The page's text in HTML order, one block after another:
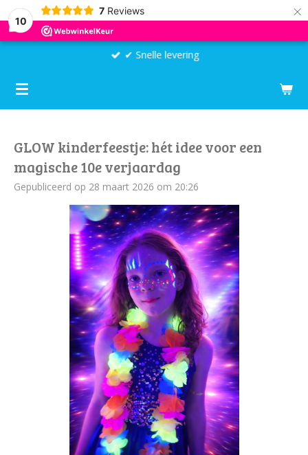
10
7 Reviews ×
✔ Snelle levering
GLOW kinderfeestje: hét idee voor een
magische 10e verjaardag
Gepubliceerd op 28 maart 2026 om 20:26